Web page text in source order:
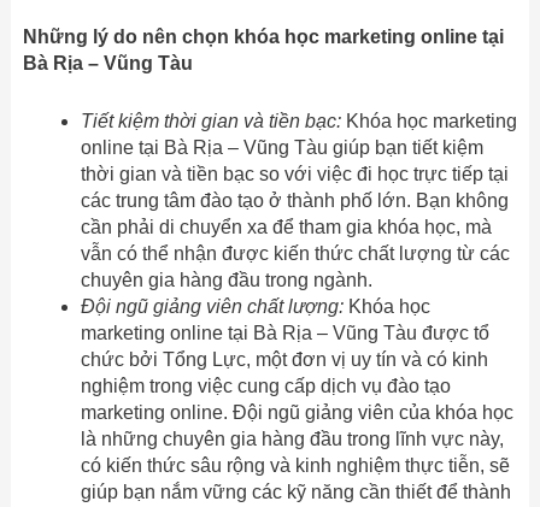
Những lý do nên chọn khóa học marketing online tại
Bà Rịa – Vũng Tàu
Tiết kiệm thời gian và tiền bạc:Khóa học marketing
online tại Bà Rịa – Vũng Tàu giúp bạn tiết kiệm
thời gian và tiền bạc so với việc đi học trực tiếp tại
các trung tâm đào tạo ở thành phố lớn. Bạn không
cần phải di chuyển xa để tham gia khóa học, mà
vẫn có thể nhận được kiến thức chất lượng từ các
chuyên gia hàng đầu trong ngành.
Đội ngũ giảng viên chất lượng:Khóa học
marketing online tại Bà Rịa – Vũng Tàu được tổ
chức bởi Tổng Lực, một đơn vị uy tín và có kinh
nghiệm trong việc cung cấp dịch vụ đào tạo
marketing online. Đội ngũ giảng viên của khóa học
là những chuyên gia hàng đầu trong lĩnh vực này,
có kiến thức sâu rộng và kinh nghiệm thực tiễn, sẽ
giúp bạn nắm vững các kỹ năng cần thiết để thành